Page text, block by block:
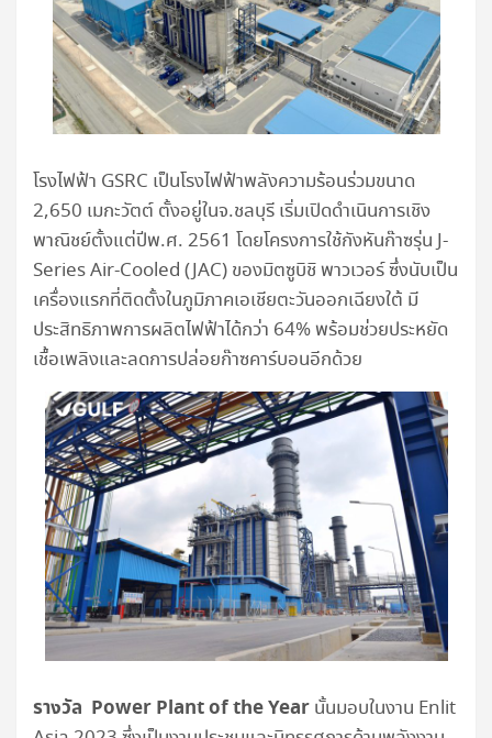
โรงไฟฟ้า GSRC เป็นโรงไฟฟ้าพลังความร้อนร่วมขนาด
2,650 เมกะวัตต์ ตั้งอยู่ในจ.ชลบุรี เริ่มเปิดดำเนินการเชิง
พาณิชย์ตั้งแต่ปีพ.ศ. 2561 โดยโครงการใช้กังหันก๊าซรุ่น J-
Series Air-Cooled (JAC) ของมิตซูบิชิ พาวเวอร์ ซึ่งนับเป็น
เครื่องแรกที่ติดตั้งในภูมิภาคเอเชียตะวันออกเฉียงใต้ มี
ประสิทธิภาพการผลิตไฟฟ้าได้กว่า 64% พร้อมช่วยประหยัด
เชื้อเพลิงและลดการปล่อยก๊าซคาร์บอนอีกด้วย
รางวัล Power Plant of the Year นั้นมอบในงาน Enlit